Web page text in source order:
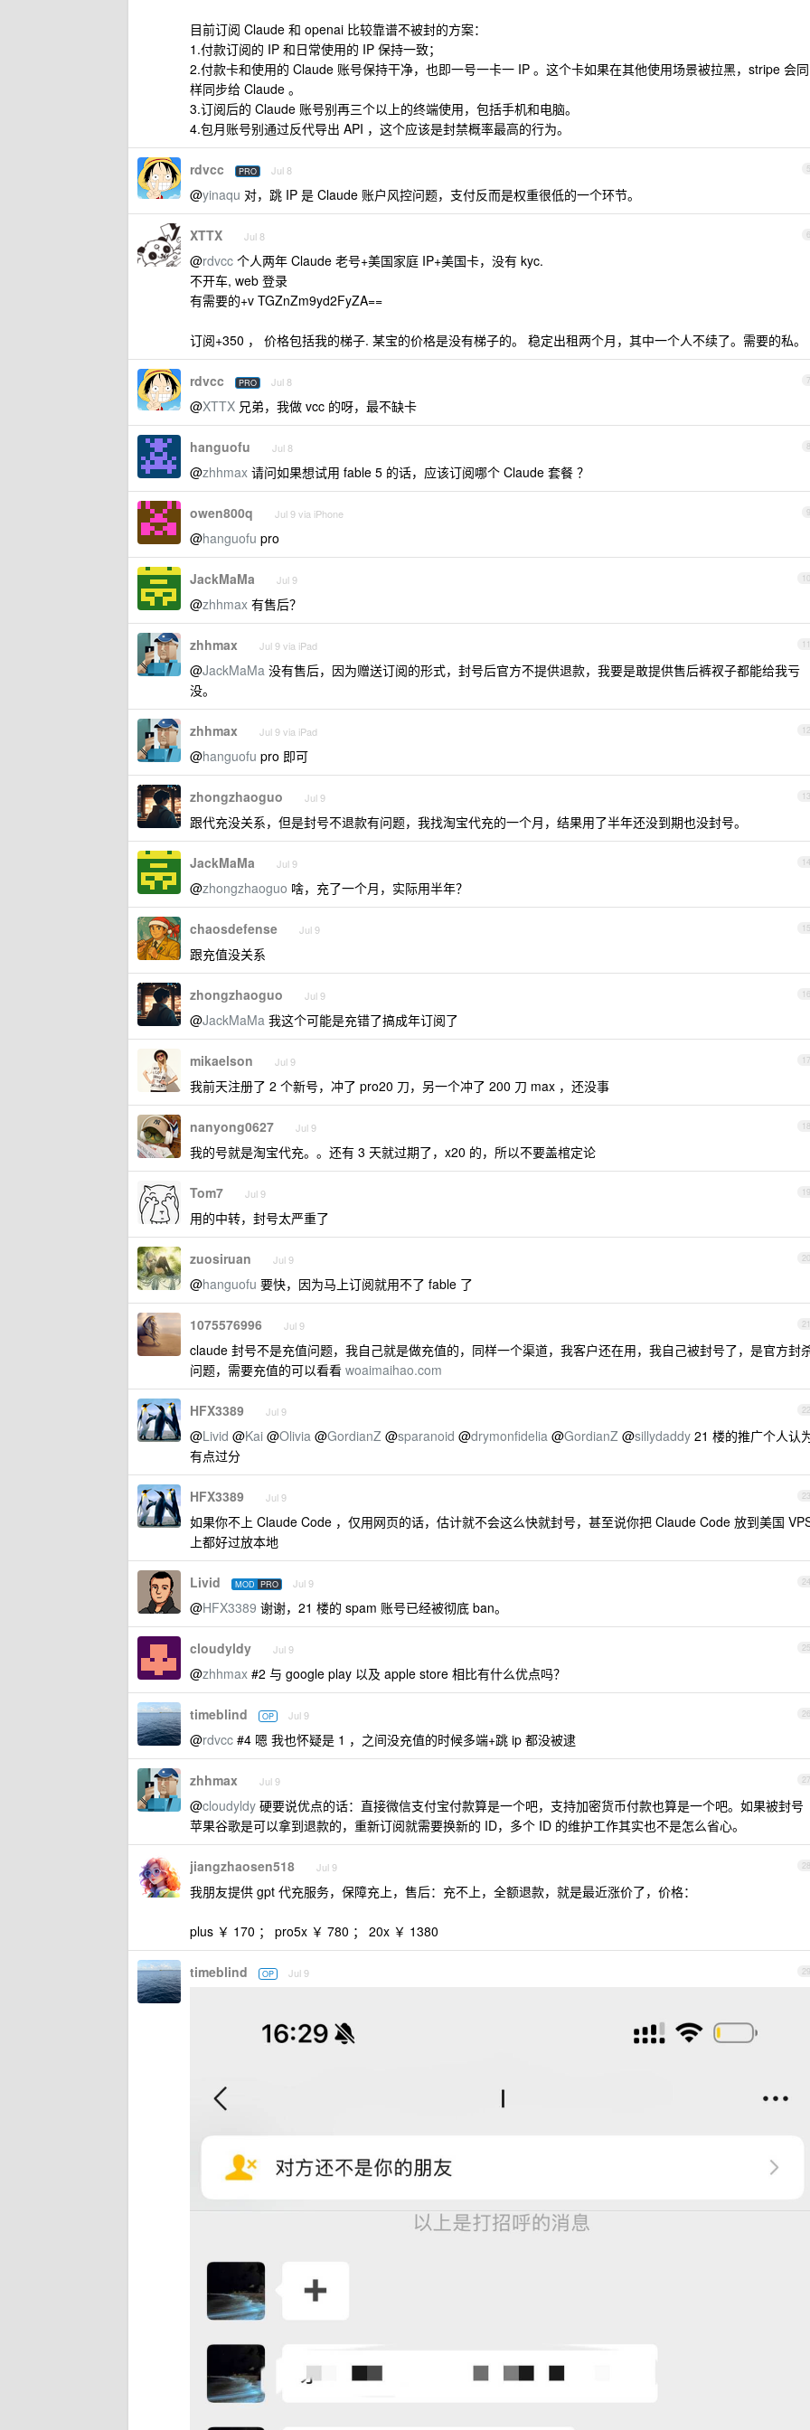
目前订阅 Claude 和 openai 比较靠谱不被封的方案：
1.付款订阅的 IP 和日常使用的 IP 保持一致；
2.付款卡和使用的 Claude 账号保持干净，也即一号一卡一 IP 。这个卡如果在其他使用场景被拉黑，stripe 会同
样同步给 Claude 。
3.订阅后的 Claude 账号别再三个以上的终端使用，包括手机和电脑。
4.包月账号别通过反代导出 API ，这个应该是封禁概率最高的行为。
5
rdvcc PRO Jul 8
@yinaqu 对，跳 IP 是 Claude 账户风控问题，支付反而是权重很低的一个环节。
6
XTTX Jul 8
@rdvcc 个人两年 Claude 老号+美国家庭 IP+美国卡，没有 kyc.
不开车, web 登录
有需要的+v TGZnZm9yd2FyZA==
订阅+350 ， 价格包括我的梯子. 某宝的价格是没有梯子的。 稳定出租两个月，其中一个人不续了。需要的私。
7
rdvcc PRO Jul 8
@XTTX 兄弟，我做 vcc 的呀，最不缺卡
8
hanguofu Jul 8
@zhhmax 请问如果想试用 fable 5 的话，应该订阅哪个 Claude 套餐 ？
9
owen800q Jul 9 via iPhone
@hanguofu pro
10
JackMaMa Jul 9
@zhhmax 有售后？
11
zhhmax Jul 9 via iPad
@JackMaMa 没有售后，因为赠送订阅的形式，封号后官方不提供退款，我要是敢提供售后裤衩子都能给我亏
没。
12
zhhmax Jul 9 via iPad
@hanguofu pro 即可
13
zhongzhaoguo Jul 9
跟代充没关系，但是封号不退款有问题，我找淘宝代充的一个月，结果用了半年还没到期也没封号。
14
JackMaMa Jul 9
@zhongzhaoguo 啥，充了一个月，实际用半年？
15
chaosdefense Jul 9
跟充值没关系
16
zhongzhaoguo Jul 9
@JackMaMa 我这个可能是充错了搞成年订阅了
17
mikaelson Jul 9
我前天注册了 2 个新号，冲了 pro20 刀，另一个冲了 200 刀 max ，还没事
18
nanyong0627 Jul 9
我的号就是淘宝代充。。还有 3 天就过期了，x20 的，所以不要盖棺定论
19
Tom7 Jul 9
用的中转，封号太严重了
20
zuosiruan Jul 9
@hanguofu 要快，因为马上订阅就用不了 fable 了
21
1075576996 Jul 9
claude 封号不是充值问题，我自己就是做充值的，同样一个渠道，我客户还在用，我自己被封号了，是官方封
问题，需要充值的可以看看 woaimaihao.com
22
HFX3389 Jul 9
@Livid @Kai @Olivia @GordianZ @sparanoid @drymonfidelia @GordianZ @sillydaddy 21 楼的推广个人认
有点过分
23
HFX3389 Jul 9
如果你不上 Claude Code ，仅用网页的话，估计就不会这么快就封号，甚至说你把 Claude Code 放到美国
上都好过放本地
24
Livid MOD PRO Jul 9
@HFX3389 谢谢，21 楼的 spam 账号已经被彻底 ban。
25
cloudyldy Jul 9
@zhhmax #2 与 google play 以及 apple store 相比有什么优点吗？
26
timeblind OP Jul 9
@rdvcc #4 嗯 我也怀疑是 1 ，之间没充值的时候多端+跳 ip 都没被逮
27
zhhmax Jul 9
@cloudyldy 硬要说优点的话：直接微信支付宝付款算是一个吧，支持加密货币付款也算是一个吧。如果被封号
苹果谷歌是可以拿到退款的，重新订阅就需要换新的 ID，多个 ID 的维护工作其实也不是怎么省心。
28
jiangzhaosen518 Jul 9
我朋友提供 gpt 代充服务，保障充上，售后：充不上，全额退款，就是最近涨价了，价格：
plus ￥ 170 ； pro5x ￥ 780 ； 20x ￥ 1380
29
timeblind OP Jul 9